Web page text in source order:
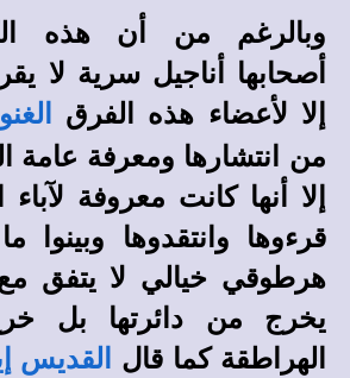
وبالرغم من أن هذه
أصحابها أناجيل سرية لا
إلا لأعضاء هذه الفرق
من انتشارها ومعرفة عامة
إلا أنها كانت معروفة لآباء
قرءوها وانتقدوها وبينوا
هرطوقي خيالي لا يتفق
يخرج من دائرتها بل
الهراطقةكما قال القديس